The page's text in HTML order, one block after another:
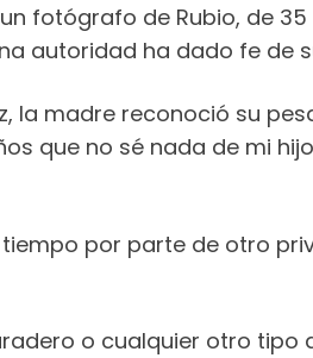
fotógrafo de Rubio, de
autoridad ha dado fe de
la madre reconoció su
que no sé nada de mi
por parte de otro
o cualquier otro tipo